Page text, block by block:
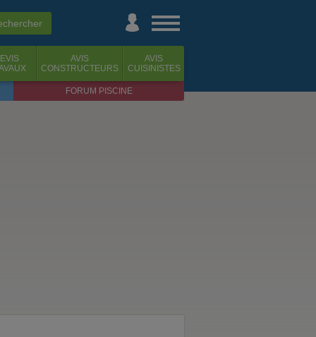
AVIS
CONSTRUCTEURS
AVIS
CUISINISTES
FORUM PISCINE